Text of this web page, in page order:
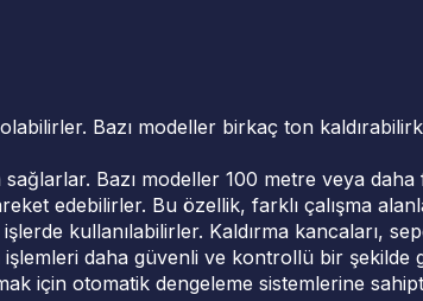
Bazı modeller birkaç ton
Bazı modeller 100 metre veya
edebilirler. Bu özellik, farklı çalışma
kullanılabilirler. Kaldırma kancaları,
daha güvenli ve kontrollü bir şekilde
için otomatik dengeleme sistemlerine